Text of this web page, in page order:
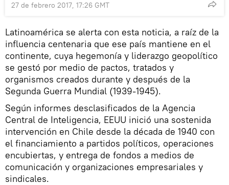
27 de febrero 2017, 17:26 GMT
Latinoamérica se alerta con esta noticia, a raíz de la
influencia centenaria que ese país mantiene en el
continente, cuya hegemonía y liderazgo geopolítico
se gestó por medio de pactos, tratados y
organismos creados durante y después de la
Segunda Guerra Mundial (1939-1945).
Según informes desclasificados de la Agencia
Central de Inteligencia, EEUU inició una sostenida
intervención en Chile desde la década de 1940 con
el financiamiento a partidos políticos, operaciones
encubiertas, y entrega de fondos a medios de
comunicación y organizaciones empresariales y
sindicales.